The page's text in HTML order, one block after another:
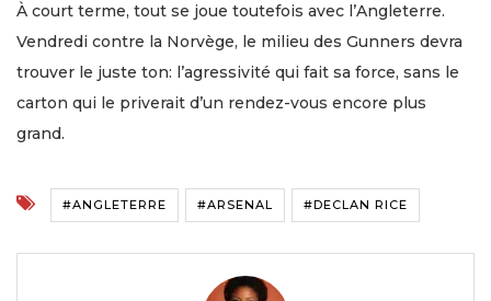
À court terme, tout se joue toutefois avec l’Angleterre.
Vendredi contre la Norvège, le milieu des Gunners devra
trouver le juste ton: l’agressivité qui fait sa force, sans le
carton qui le priverait d’un rendez-vous encore plus
grand.
#ANGLETERRE #ARSENAL #DECLAN RICE